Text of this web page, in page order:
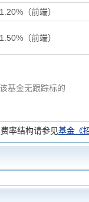
1.20%（前端）
1.50%（前端）
该基金无跟踪标的
率结构请参见基金《